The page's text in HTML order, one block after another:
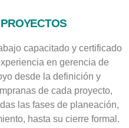
capacitado y certificado
en gerencia de
desde la definición y
de cada proyecto,
las fases de planeación,
hasta su cierre formal.